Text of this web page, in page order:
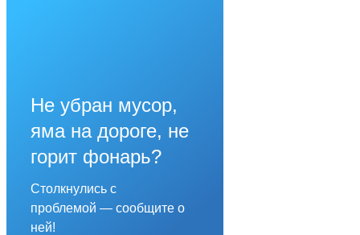
Не убран мусор,
яма на дороге, не
горит фонарь?
Столкнулись с
проблемой — сообщите о
ней!